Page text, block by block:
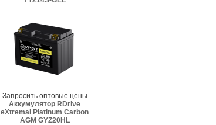
Запросить оптовые цены
Аккумулятор RDrive
eXtremal Platinum Carbon
AGM GYZ20HL